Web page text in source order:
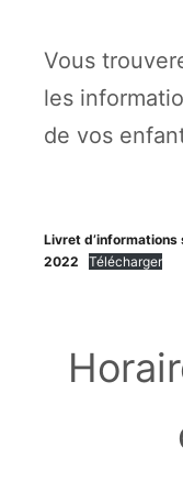
Vous
les
de vos
Livret
2022
Télécharger